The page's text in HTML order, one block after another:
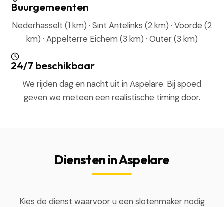
Buurgemeenten
Nederhasselt (1 km) · Sint Antelinks (2 km) · Voorde (2
km) · Appelterre Eichem (3 km) · Outer (3 km)
24/7 beschikbaar
We rijden dag en nacht uit in Aspelare. Bij spoed
geven we meteen een realistische timing door.
Diensten in Aspelare
Kies de dienst waarvoor u een slotenmaker nodig